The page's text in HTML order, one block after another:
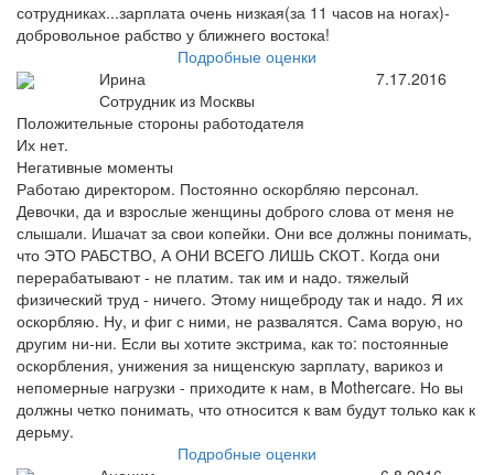
сотрудниках...зарплата очень низкая(за 11 часов на ногах)-
добровольное рабство у ближнего востока!
Подробные оценки
Ирина
Сотрудник из Москвы
7.17.2016
Положительные стороны работодателя
Их нет.
Негативные моменты
Работаю директором. Постоянно оскорбляю персонал.
Девочки, да и взрослые женщины доброго слова от меня не
слышали. Ишачат за свои копейки. Они все должны понимать,
что ЭТО РАБСТВО, А ОНИ ВСЕГО ЛИШЬ СКОТ. Когда они
перерабатывают - не платим. так им и надо. тяжелый
физический труд - ничего. Этому нищеброду так и надо. Я их
оскорбляю. Ну, и фиг с ними, не развалятся. Сама ворую, но
другим ни-ни. Если вы хотите экстрима, как то: постоянные
оскорбления, унижения за нищенскую зарплату, варикоз и
непомерные нагрузки - приходите к нам, в Mothercare. Но вы
должны четко понимать, что относится к вам будут только как к
дерьму.
Подробные оценки